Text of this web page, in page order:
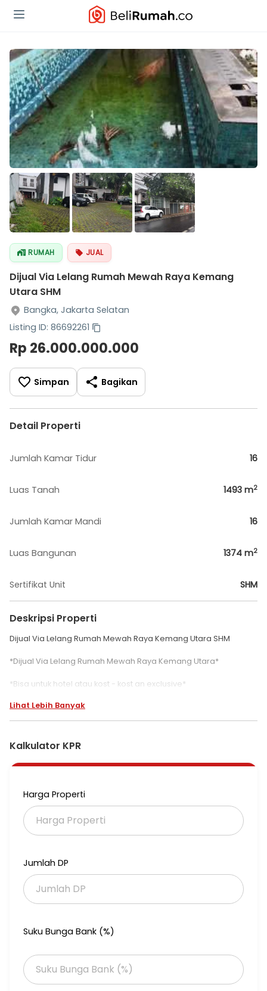
RUMAH JUAL
Dijual Via Lelang Rumah Mewah Raya Kemang
Utara SHM
Bangka, Jakarta Selatan
Listing ID: 86692261
Rp 26.000.000.000
Simpan Bagikan
Detail Properti
Jumlah Kamar Tidur 16
Luas Tanah 1493 m2
Jumlah Kamar Mandi 16
Luas Bangunan 1374 m2
Sertifikat Unit SHM
Deskripsi Properti
Dijual Via Lelang Rumah Mewah Raya Kemang Utara SHM
*Dijual Via Lelang Rumah Mewah Raya Kemang Utara*
*Bisa untuk hotel atau kost - kost an exclusive*
Luas Tanah. 1.493m2
SHM
*Harga Lelang : 26.000.000.000 belum termasuk biaya - biaya*
- Kolam renang
- Garasi untuk 15 mobil
- Kamar sudah seperti hotel +/- 16KT dengan KM dalam
- Lobby resepsionis
Lihat Lebih Banyak
Kalkulator KPR
Harga Properti
Jumlah DP
Suku Bunga Bank (%)